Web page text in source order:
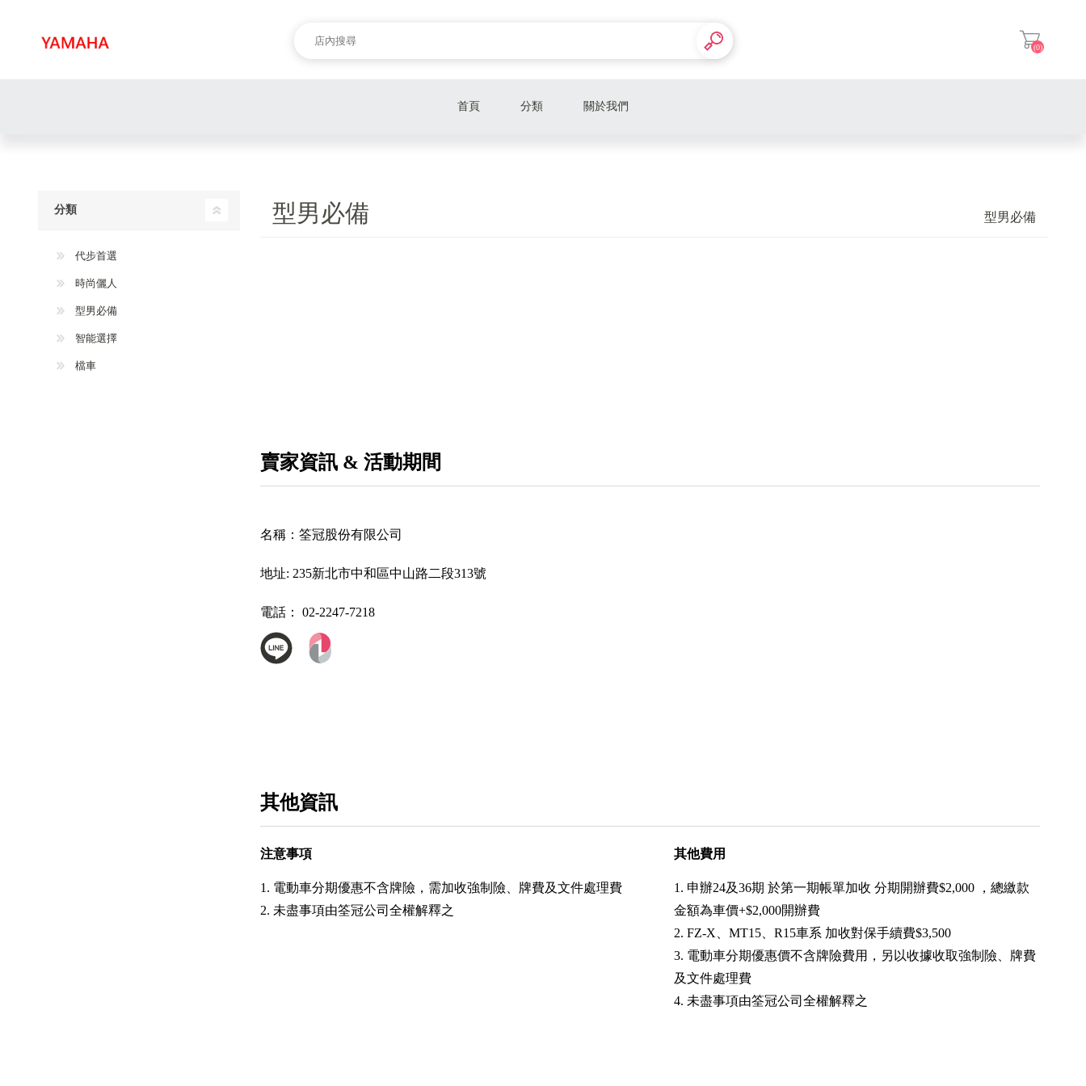
(0)
首頁 分類 關於我們
型男必備 型男必備
賣家資訊 & 活動期間
名稱： 筌冠股份有限公司
地址: 235新北市中和區中山路二段313號
電話： 02-2247-7218
其他資訊
注意事項
1. 電動車分期優惠不含牌險，需加收強制險、牌費及文件處理費
2. 未盡事項由筌冠公司全權解釋之
其他費用
1. 申辦24及36期 於第一期帳單加收 分期開辦費$2,000 ，總繳款
金額為車價+$2,000開辦費
2. FZ-X、MT15、R15車系 加收對保手續費$3,500
3. 電動車分期優惠價不含牌險費用，另以收據收取強制險、牌費
及文件處理費
4. 未盡事項由筌冠公司全權解釋之
分類
代步首選
時尚儷人
型男必備
智能選擇
檔車